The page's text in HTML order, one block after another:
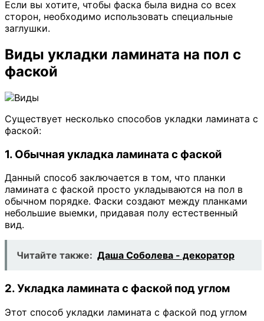
Если вы хотите, чтобы фаска была видна со всех
сторон, необходимо использовать специальные
заглушки.
Виды укладки ламината на пол с
фаской
Существует несколько способов укладки ламината с
фаской:
1. Обычная укладка ламината с фаской
Данный способ заключается в том, что планки
ламината с фаской просто укладываются на пол в
обычном порядке. Фаски создают между планками
небольшие выемки, придавая полу естественный
вид.
Читайте также: Даша Соболева - декоратор
2. Укладка ламината с фаской под углом
Этот способ укладки ламината с фаской под углом